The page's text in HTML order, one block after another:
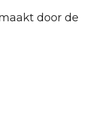
door de